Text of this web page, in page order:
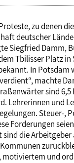
zu denen
deutscher
Siegfried Damm,
Tbilisser Platz
In
machte
sind
Lehrerinnen und
Steuer-
Forderungen
die
und